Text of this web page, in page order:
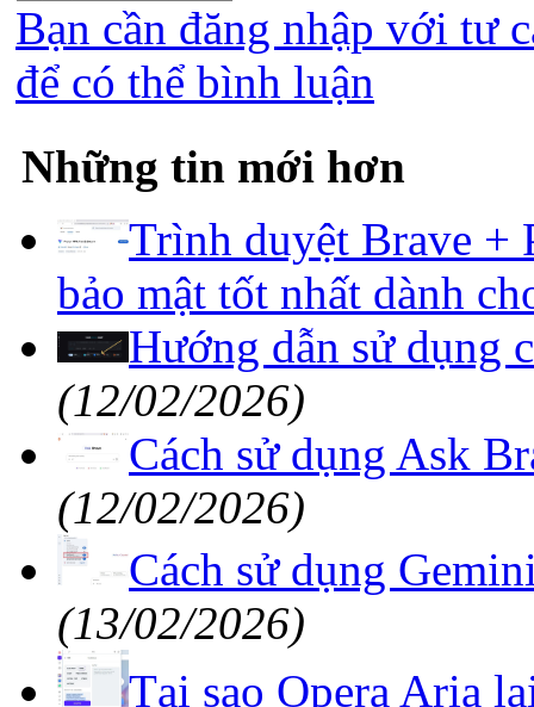
Bạn cần đăng nhập với tư
để có thể bình luận
Những tin mới hơn
Trình duyệt Brave +
bảo mật tốt nhất dành
Hướng dẫn sử dụng
(12/02/2026)
Cách sử dụng Ask
(12/02/2026)
Cách sử dụng
(13/02/2026)
Tại sao Opera Aria